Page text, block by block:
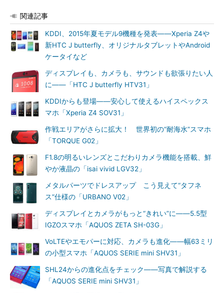
関連記事
KDDI、2015年夏モデル9機種を発表――Xperia Z4や
新HTC J butterfly、オリジナルタブレットやAndroid
ケータイなど
ディスプレイも、カメラも、サウンドも欲張りたい人
に――「HTC J butterfly HTV31」
KDDIからも登場――安心して使えるハイスペックス
マホ「Xperia Z4 SOV31」
作戦エリアがさらに拡大！ 世界初の“耐海水”スマホ
「TORQUE G02」
F1.8の明るいレンズとこだわりカメラ機能を搭載、鮮
やか液晶の「isai vivid LGV32」
メタルパーツでドレスアップ こう見えて“タフネ
ス”仕様の「URBANO V02」
ディスプレイとカメラがもっと“きれい”に――5.5型
IGZOスマホ「AQUOS ZETA SH-03G」
VoLTEやエモパーに対応、カメラも進化――幅63ミリ
の小型スマホ「AQUOS SERIE mini SHV31」
SHL24からの進化点をチェック――写真で解説する
「AQUOS SERIE mini SHV31」